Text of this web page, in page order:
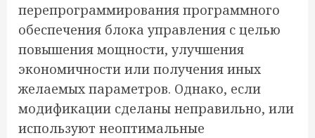
перепрограммирования программного
обеспечения блока управления с целью
повышения мощности, улучшения
экономичности или получения иных
желаемых параметров. Однако, если
модификации сделаны неправильно, или
используют неоптимальные